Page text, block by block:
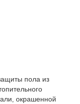
пола из
окрашенной